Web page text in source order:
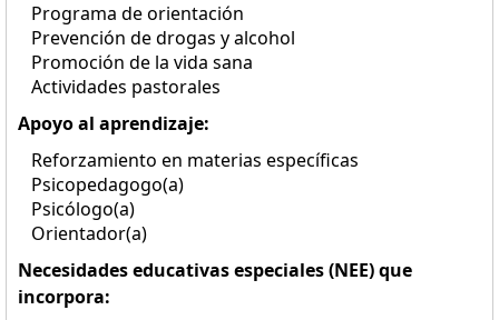
Programa de orientación
Prevención de drogas y alcohol
Promoción de la vida sana
Actividades pastorales
Apoyo al aprendizaje:
Reforzamiento en materias específicas
Psicopedagogo(a)
Psicólogo(a)
Orientador(a)
Necesidades educativas especiales (NEE) que
incorpora: